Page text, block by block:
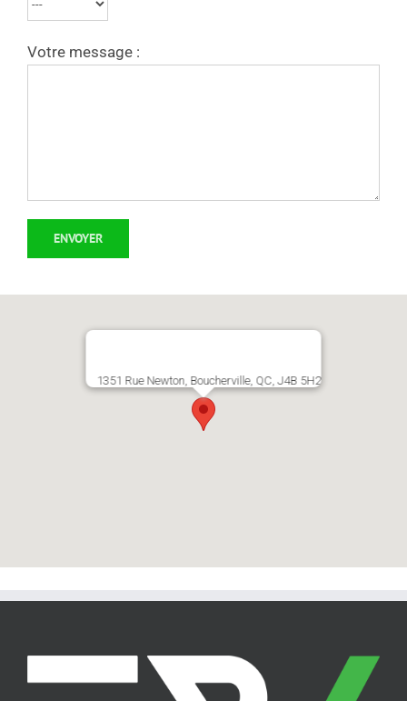
Votre message :
1351 Rue Newton, Boucherville, QC, J4B 5H2